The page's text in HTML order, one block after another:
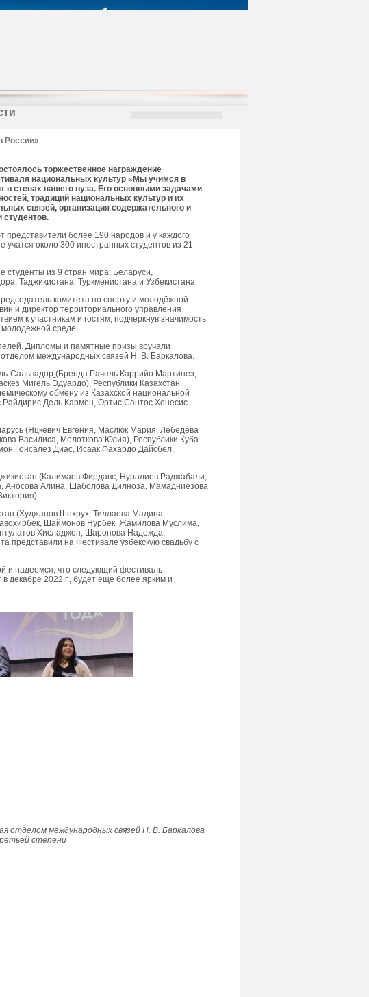
России»
торжественное награждение
национальных культур «Мы учимся в
в стенах нашего вуза. Его основными задачами
традиций национальных культур и их
связей, организация содержательного и
студентов.
представители более 190 народов и у каждого
учатся около 300 иностранных студентов из 21
студенты из 9 стран мира: Беларуси,
Таджикистана, Туркменистана и Узбекистана.
комитета по спорту и молодёжной
и директор территориального управления
к участникам и гостям, подчеркнув значимость
среде.
Дипломы и памятные призы вручали
международных связей Н. В. Баркалова.
Сальвадор (Бренда Рачель Каррийо Мартинез,
Мигель Эдуардо), Республики Казахстан
обмену из Казахской национальной
Райдирис Дель Кармен, Ортис Сантос Хенесис
(Яцкевич Евгения, Маслюк Мария, Лебедева
Василиса, Молоткова Юлия), Республики Куба
Гонсалез Диас, Исаак Фахардо Дайсбел,
(Калимаев Фирдавс, Нуралиев Раджабали,
Алина, Шаболова Дилноза, Мамадниезова
(Худжанов Шохрух, Тиллаева Мадина,
Шаймонов Нурбек, Жамилова Муслима,
Хисладжон, Шаропова Надежда,
на Фестивале узбекскую свадьбу с
и надеемся, что следующий фестиваль
декабре 2022 г., будет еще более ярким и
отделом международных связей Н. В. Баркалова
степени